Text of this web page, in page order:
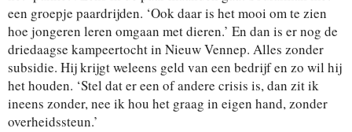
een groepje paardrijden. ‘Ook daar is het mooi om te zien
hoe jongeren leren omgaan met dieren.’ En dan is er nog de
driedaagse kampeertocht in Nieuw Vennep. Alles zonder
subsidie. Hij krijgt weleens geld van een bedrijf en zo wil hij
het houden. ‘Stel dat er een of andere crisis is, dan zit ik
ineens zonder, nee ik hou het graag in eigen hand, zonder
overheidssteun.’